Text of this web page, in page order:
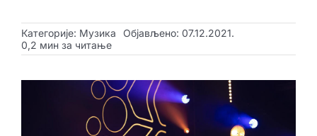
Инвестирај у Србији
Креативне индустрије
Публикације
Сарађуј са нама
Категорије: Музика
Објављено: 07.12.2021.
0,2 мин за читање